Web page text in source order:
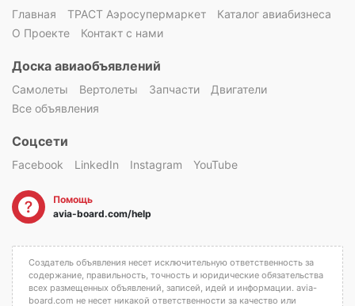
Главная ТРАСТ Аэросупермаркет
Каталог авиабизнеса
О Проекте
Контакт с нами
Доска авиаобъявлений
Самолеты Вертолеты Запчасти
Двигатели
Все объявления
Соцсети
Facebook LinkedIn Instagram YouTube
Помощь
avia-board.com/help
Создатель объявления несет исключительную ответственность за
содержание, правильность, точность и юридические обязательства
всех размещенных объявлений, записей, идей и информации. avia-
board.com не несет никакой ответственности за качество или